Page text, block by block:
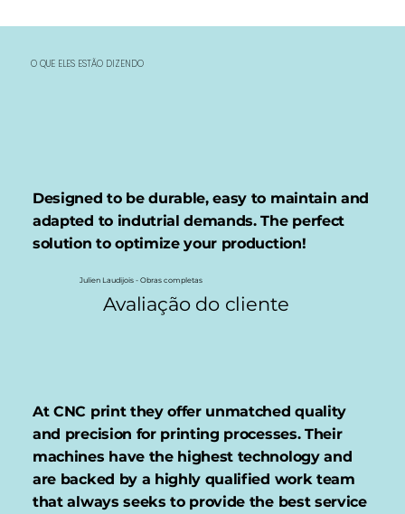
O QUE ELES ESTÃO DIZENDO
Designed to be durable, easy to maintain and
adapted to indutrial demands. The perfect
solution to optimize your production!
Julien Laudijois - Obras completas
Avaliação do cliente
At CNC print they offer unmatched quality
and precision for printing processes. Their
machines have the highest technology and
are backed by a highly qualified work team
that always seeks to provide the best service